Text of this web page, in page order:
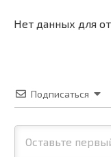
Нет данных для
Подписаться